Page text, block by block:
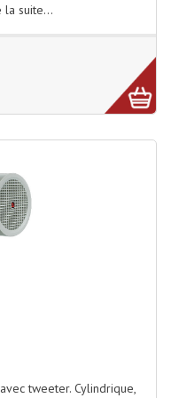
Divers
la suite...
tweeter. Cylindrique,